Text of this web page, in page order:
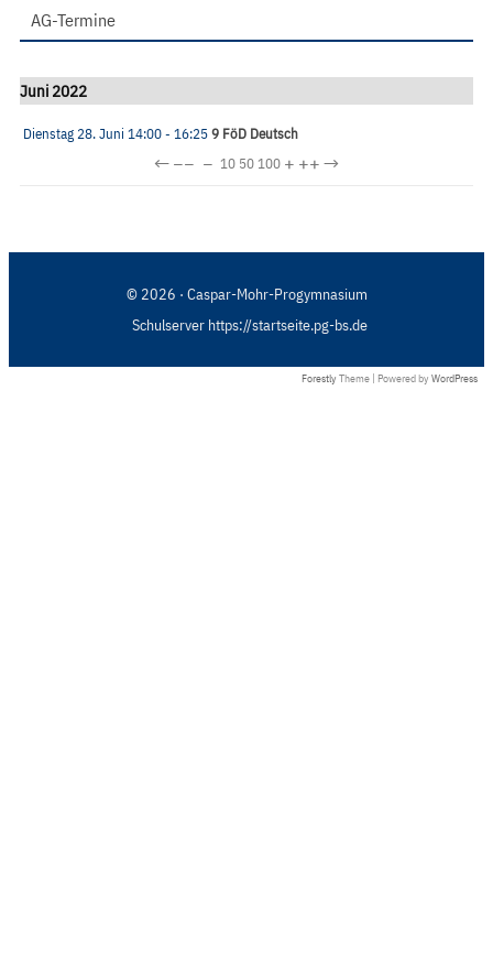
AG-Termine
Juni 2022
Dienstag 28. Juni 14:00- 16:259 FöD Deutsch
←−− − 10 50100 + ++→
© 2026 · Caspar-Mohr-Progymnasium
Schulserver https://startseite.pg-bs.de
Forestly Theme | Powered by WordPress